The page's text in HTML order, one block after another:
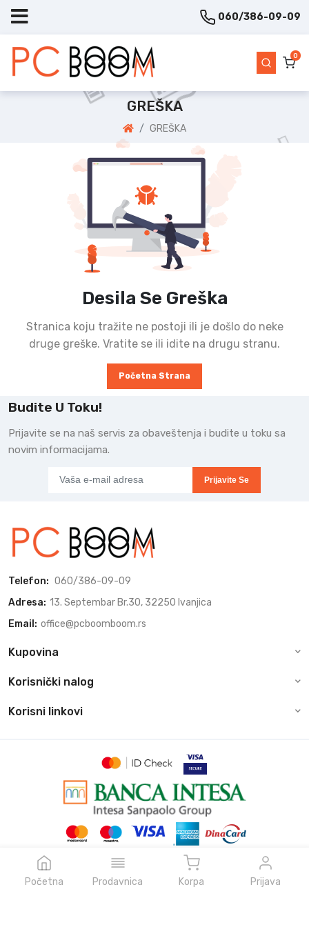
060/386-09-09
0
Početna Prodavnica Korpa Prijava
GREŠKA
GREŠKA
Desila Se Greška
Stranica koju tražite ne postoji ili je došlo do neke
druge greške. Vratite se ili idite na drugu stranu.
Početna Strana
Budite U Toku!
Prijavite se na naš servis za obaveštenja i budite u toku sa
novim informacijama.
Prijavite Se
Telefon: 060/386-09-09
Adresa: 13. Septembar Br.30, 32250 Ivanjica
Email: office@pcboomboom.rs
Kupovina
Korisnički nalog
Korisni linkovi
© Sva prava zadržava pcboomboom.rs, 2026
Powered by
NeonVoid Code